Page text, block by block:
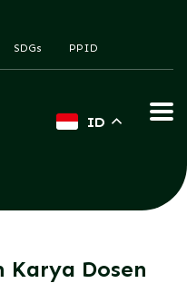
SDGs PPID
ID
Karya Dosen